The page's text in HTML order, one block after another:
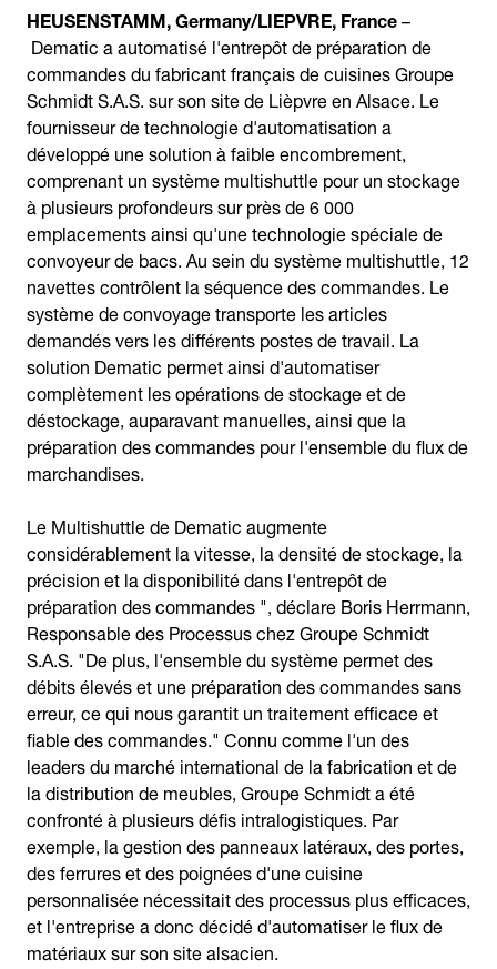
HEUSENSTAMM, Germany/LIEPVRE, France–
Dematic a automatisé l'entrepôt de préparation de
commandes du fabricant français de cuisines Groupe
Schmidt S.A.S. sur son site de Lièpvre en Alsace. Le
fournisseur de technologie d'automatisation a
développé une solution à faible encombrement,
comprenant un système multishuttle pour un stockage
à plusieurs profondeurs sur près de 6 000
emplacements ainsi qu'une technologie spéciale de
convoyeur de bacs. Au sein du système multishuttle, 12
navettes contrôlent la séquence des commandes. Le
système de convoyage transporte les articles
demandés vers les différents postes de travail. La
solution Dematic permet ainsi d'automatiser
complètement les opérations de stockage et de
déstockage, auparavant manuelles, ainsi que la
préparation des commandes pour l'ensemble du flux de
marchandises.
Le Multishuttle de Dematic augmente
considérablement la vitesse, la densité de stockage, la
précision et la disponibilité dans l'entrepôt de
préparation des commandes ", déclare Boris Herrmann,
Responsable des Processus chez Groupe Schmidt
S.A.S. "De plus, l'ensemble du système permet des
débits élevés et une préparation des commandes sans
erreur, ce qui nous garantit un traitement efficace et
fiable des commandes." Connu comme l'un des
leaders du marché international de la fabrication et de
la distribution de meubles, Groupe Schmidt a été
confronté à plusieurs défis intralogistiques. Par
exemple, la gestion des panneaux latéraux, des portes,
des ferrures et des poignées d'une cuisine
personnalisée nécessitait des processus plus efficaces,
et l'entreprise a donc décidé d'automatiser le flux de
matériaux sur son site alsacien.